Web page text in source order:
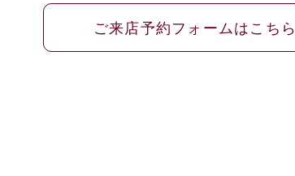
ご来店予約フォームはこちら